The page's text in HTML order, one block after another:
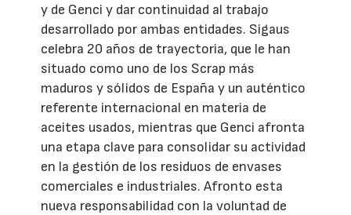
y de Genci y dar continuidad al trabajo
desarrollado por ambas entidades. Sigaus
celebra 20 años de trayectoria, que le han
situado como uno de los Scrap más
maduros y sólidos de España y un auténtico
referente internacional en materia de
aceites usados, mientras que Genci afronta
una etapa clave para consolidar su actividad
en la gestión de los residuos de envases
comerciales e industriales. Afronto esta
nueva responsabilidad con la voluntad de